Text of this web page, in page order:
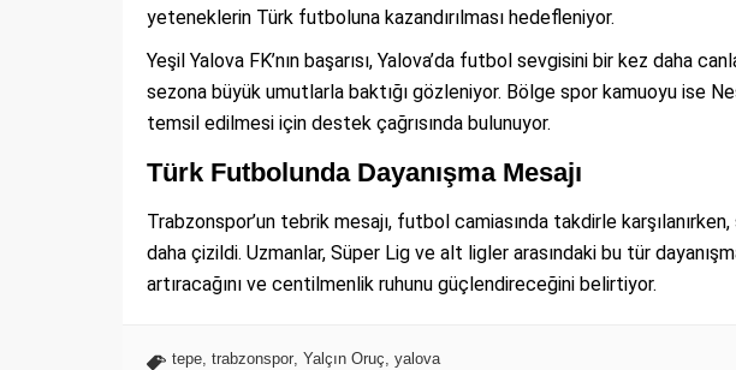
yeteneklerin Türk futboluna kazandırılması hedefleniyor.
Yeşil Yalova FK’nın başarısı, Yalova’da futbol sevgisini bir kez daha
sezona büyük umutlarla baktığı gözleniyor. Bölge spor kamuoyu ise
temsil edilmesi için destek çağrısında bulunuyor.
Türk Futbolunda Dayanışma Mesajı
Trabzonspor’un tebrik mesajı, futbol camiasında takdirle
daha çizildi. Uzmanlar, Süper Lig ve alt ligler arasındaki bu tür
artıracağını ve centilmenlik ruhunu güçlendireceğini belirtiyor.
tepe, trabzonspor, Yalçın Oruç, yalova